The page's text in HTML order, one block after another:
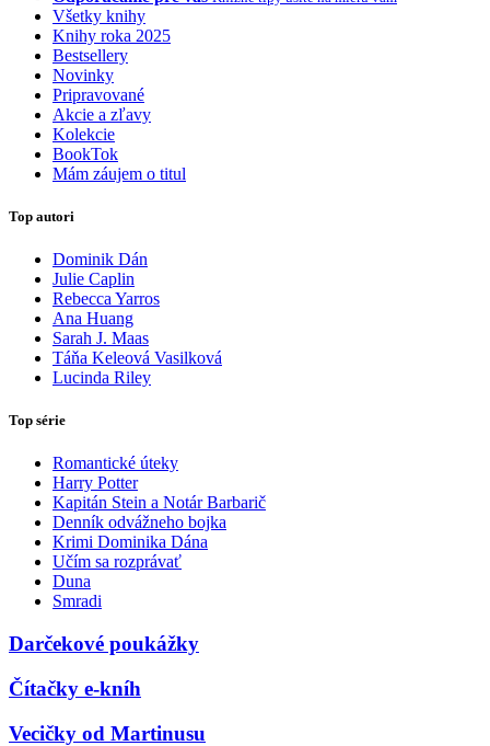
Všetky knihy
Knihy roka 2025
Bestsellery
Novinky
Pripravované
Akcie a zľavy
Kolekcie
BookTok
Mám záujem o titul
Top autori
Dominik Dán
Julie Caplin
Rebecca Yarros
Ana Huang
Sarah J. Maas
Táňa Keleová Vasilková
Lucinda Riley
Top série
Romantické úteky
Harry Potter
Kapitán Stein a Notár Barbarič
Denník odvážneho bojka
Krimi Dominika Dána
Učím sa rozprávať
Duna
Smradi
Darčekové poukážky
Čítačky e-kníh
Vecičky od Martinusu